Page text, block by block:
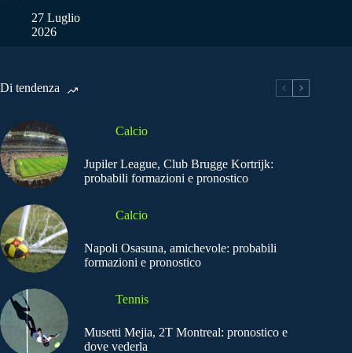
27 Luglio
2026
Di tendenza
Calcio
Jupiler League, Club Brugge Kortrijk:
probabili formazioni e pronostico
Calcio
Napoli Osasuna, amichevole: probabili
formazioni e pronostico
Tennis
Musetti Mejia, 2T Montreal: pronostico e
dove vederla